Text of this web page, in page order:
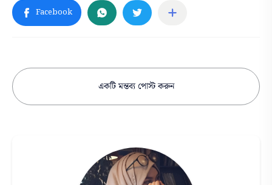
একটি মন্তব্য পোস্ট করুন